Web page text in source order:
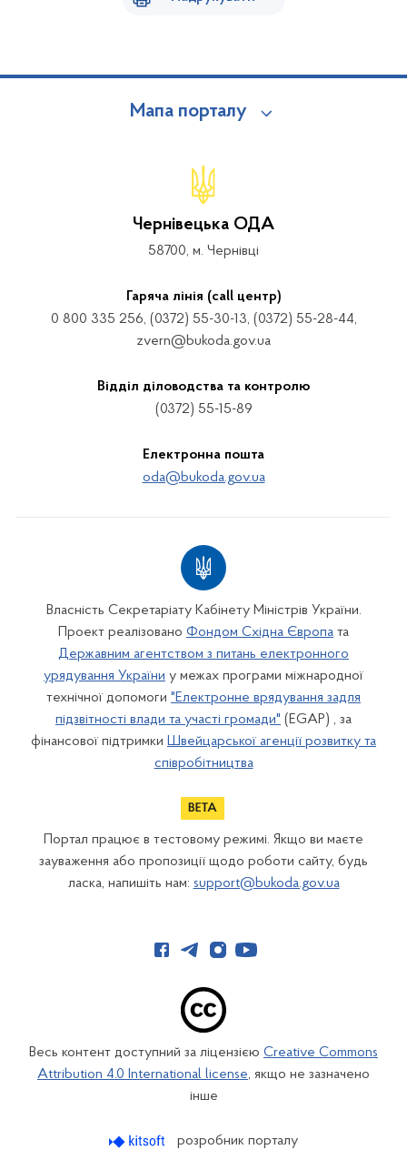
Мапа порталу
Чернівецька ОДА
58700, м. Чернівці
Гаряча лінія (call центр)
0 800 335 256, (0372) 55-30-13, (0372) 55-28-44,
zvern@bukoda.gov.ua
Відділ діловодства та контролю
(0372) 55-15-89
Електронна пошта
oda@bukoda.gov.ua
Власність Секретаріату Кабінету Міністрів України.
Проект реалізовано Фондом Східна Європа та
Державним агентством з питань електронного
урядування України у межах програми міжнародної
технічної допомоги "Електронне врядування задля
підзвітності влади та участі громади" (EGAP) , за
фінансової підтримки Швейцарської агенції розвитку та
співробітництва
Портал працює в тестовому режимі. Якщо ви маєте
зауваження або пропозиції щодо роботи сайту, будь
ласка, напишіть нам: support@bukoda.gov.ua
Весь контент доступний за ліцензією Creative Commons
Attribution 4.0 International license, якщо не зазначено
інше
розробник порталу